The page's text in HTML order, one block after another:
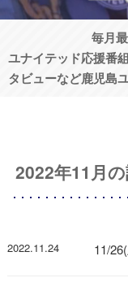
毎月
ユナイテッド応援番
タビューなど鹿児島
2022年11月
2022.11.24 11/